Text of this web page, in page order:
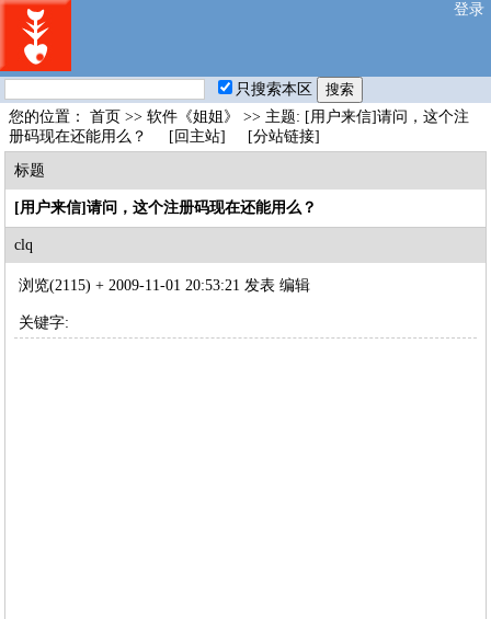
登录
只搜索本区
您的位置：首页 >>软件《姐姐》
>> 主题: [用户来信]请问，这个注
册码现在还能用么？
[回主站] [分站链接]
标题
[用户来信]请问，这个注册码现在还能用么？
clq
浏览(2115) +2009-11-01 20:53:21 发表编辑
关键字: